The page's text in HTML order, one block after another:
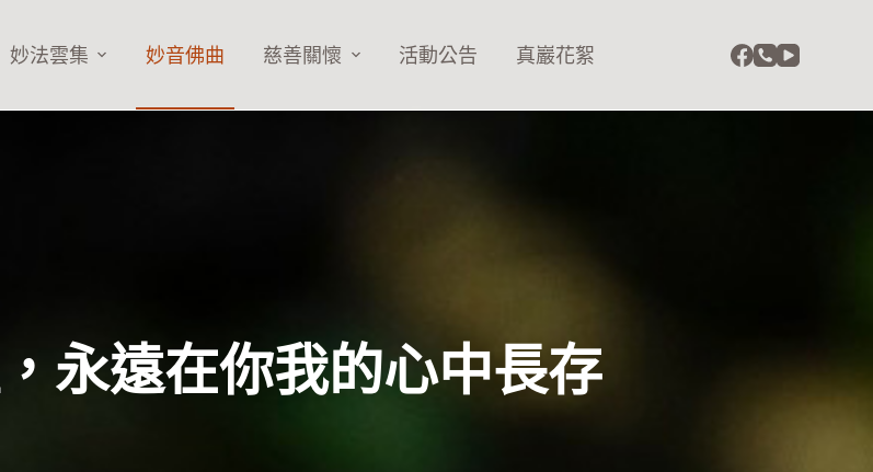
妙法雲集 妙音佛曲 慈善關懷 活動公告 真巖花絮
永遠在你我的心中長存